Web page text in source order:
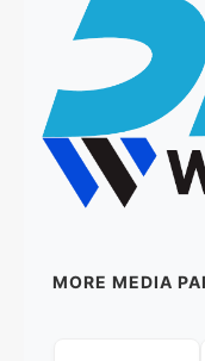
MORE MEDIA